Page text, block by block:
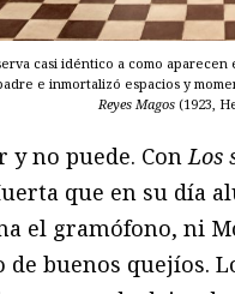
casi idéntico a como
e inmortalizó espacios y
Reyes Magos(1923,
no puede. ConLos
que en su día
el gramófono, ni
de buenos quejíos.